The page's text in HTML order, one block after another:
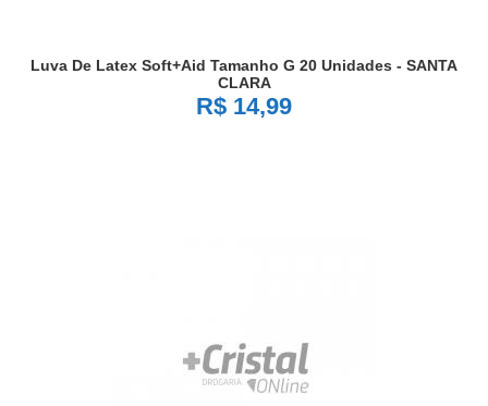
Luva De Latex Soft+aid Tamanho G 20 Unidades - SANTA
CLARA
R$ 14,99